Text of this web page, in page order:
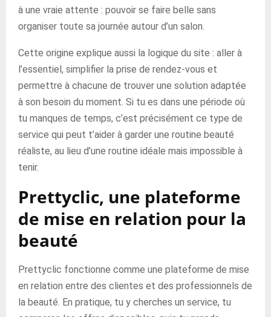
à une vraie attente : pouvoir se faire belle sans
organiser toute sa journée autour d’un salon.
Cette origine explique aussi la logique du site : aller à
l’essentiel, simplifier la prise de rendez-vous et
permettre à chacune de trouver une solution adaptée
à son besoin du moment. Si tu es dans une période où
tu manques de temps, c’est précisément ce type de
service qui peut t’aider à garder une routine beauté
réaliste, au lieu d’une routine idéale mais impossible à
tenir.
Prettyclic, une plateforme
de mise en relation pour la
beauté
Prettyclic fonctionne comme une plateforme de mise
en relation entre des clientes et des professionnels de
la beauté. En pratique, tu y cherches un service, tu